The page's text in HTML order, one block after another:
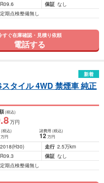
R09.6 保証 なし
定期点検整備無し
すぐ在庫確認・見積り依頼
電話する
新着
タイル 4WD 禁煙車 純正
(税込)
.8万円
(税込)
万円
諸費用 (税込)
12 万円
2018(H30) 走行 2.5万km
R09.3 保証 なし
定期点検整備無し